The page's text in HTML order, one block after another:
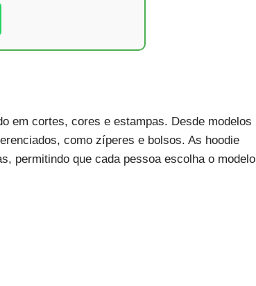
em cortes, cores e estampas. Desde modelos
como zíperes e bolsos. As hoodie
permitindo que cada pessoa escolha o modelo